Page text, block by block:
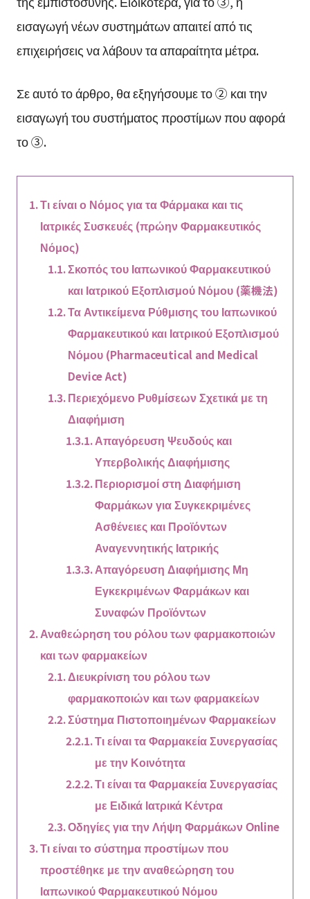
εισαγωγή νέων συστημάτων απαιτεί από τις
επιχειρήσεις να λάβουν τα απαραίτητα μέτρα.
Σε αυτό το άρθρο, θα εξηγήσουμε το ② και την
εισαγωγή του συστήματος προστίμων που αφορά
το ③.
Τι είναι ο Νόμος για τα Φάρμακα και τις
Ιατρικές Συσκευές (πρώην Φαρμακευτικός
Νόμος)
Σκοπός του Ιαπωνικού Φαρμακευτικού
και Ιατρικού Εξοπλισμού Νόμου (薬機法)
Τα Αντικείμενα Ρύθμισης του Ιαπωνικού
Φαρμακευτικού και Ιατρικού Εξοπλισμού
Νόμου (Pharmaceutical and Medical
Device Act)
Περιεχόμενο Ρυθμίσεων Σχετικά με τη
Διαφήμιση
Απαγόρευση Ψευδούς και
Υπερβολικής Διαφήμισης
Περιορισμοί στη Διαφήμιση
Φαρμάκων για Συγκεκριμένες
Ασθένειες και Προϊόντων
Αναγεννητικής Ιατρικής
Απαγόρευση Διαφήμισης Μη
Εγκεκριμένων Φαρμάκων και
Συναφών Προϊόντων
Αναθεώρηση του ρόλου των φαρμακοποιών
και των φαρμακείων
Διευκρίνιση του ρόλου των
φαρμακοποιών και των φαρμακείων
Σύστημα Πιστοποιημένων Φαρμακείων
Τι είναι τα Φαρμακεία Συνεργασίας
με την Κοινότητα
Τι είναι τα Φαρμακεία Συνεργασίας
με Ειδικά Ιατρικά Κέντρα
Οδηγίες για την Λήψη Φαρμάκων Οnline
Τι είναι το σύστημα προστίμων που
προστέθηκε με την αναθεώρηση του
Ιαπωνικού Φαρμακευτικού Νόμου